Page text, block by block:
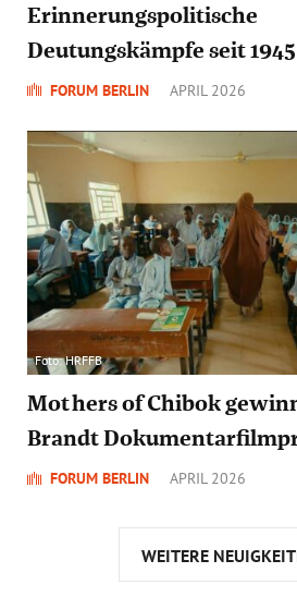
Erinnerungspolitische
Deutungskämpfe seit 1945
FORUM BERLIN APRIL 2026
Foto: HRFFB
Mothers of Chibok
Brandt
FORUM BERLIN APRIL 2026
WEITERE